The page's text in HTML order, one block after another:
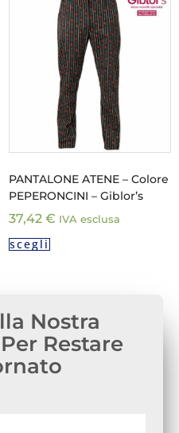
PANTALONE ATENE – Colore
PEPERONCINI – Giblor’s
37,42 € IVA esclusa
scegli
Nostra
Restare